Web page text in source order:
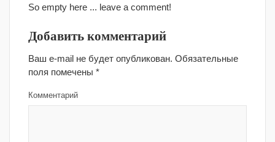
So empty here ... leave a comment!
Добавить комментарий
Ваш e-mail не будет опубликован. Обязательные
поля помечены *
Комментарий